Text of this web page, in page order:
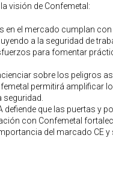
visión de Confemetal:
en el mercado cumplan con
a la seguridad de
para fomentar
sobre los peligros
permitirá amplificar
defiende que las puertas y
con Confemetal
del marcado CE y